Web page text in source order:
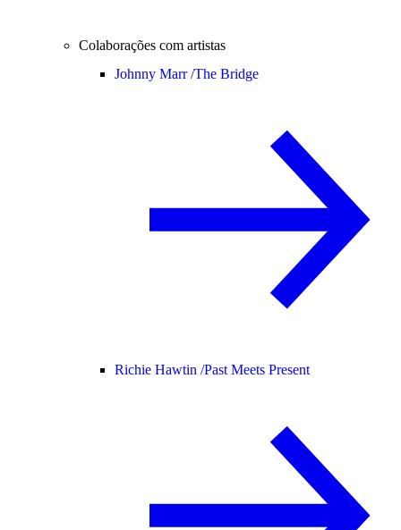
Colaborações com artistas
Johnny Marr /The Bridge
Richie Hawtin /Past Meets Present